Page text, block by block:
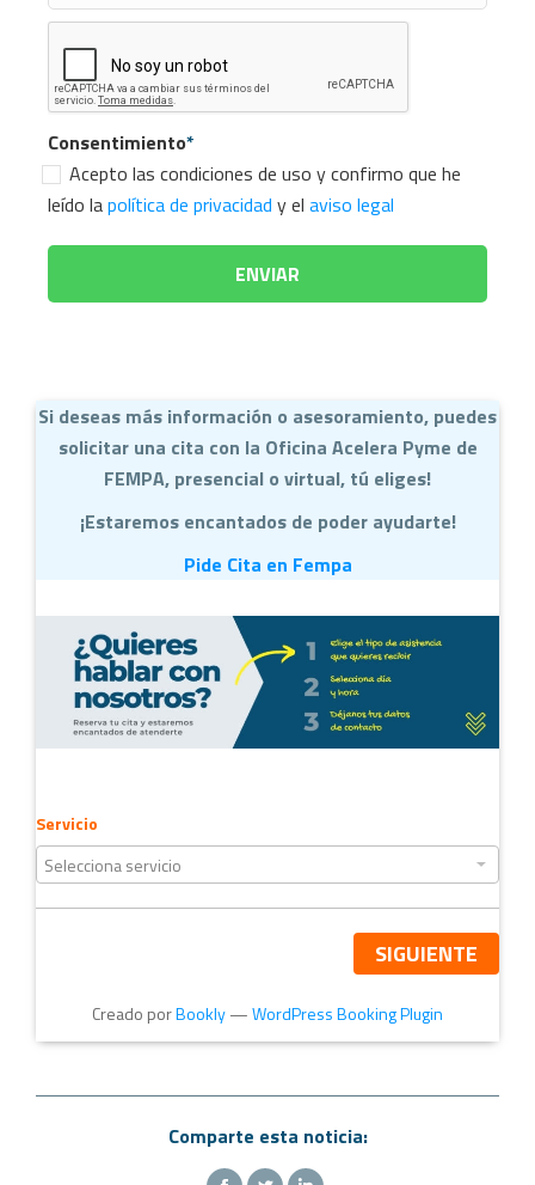
Consentimiento*
Acepto las condiciones de uso y confirmo que he
leído lapolítica de privacidad y el aviso legal
Si deseas más información o asesoramiento, puedes
solicitar una cita con la Oficina Acelera Pyme de
FEMPA, presencial o virtual, tú eliges!
¡Estaremos encantados de poder ayudarte!
Pide Cita en Fempa
Servicio
SIGUIENTE
Creado porBookly—WordPress Booking Plugin
Comparte esta noticia: